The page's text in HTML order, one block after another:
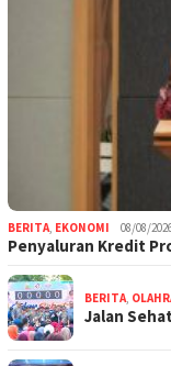
BERITA EKONOMI 08/08/
Penyaluran Kredit
BERITA
Jalan